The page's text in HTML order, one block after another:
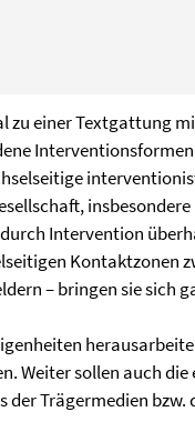
zu einer Textgattung
Interventionsformen
Intervention
Kontaktzonen
– bringen sie sich
Weiter sollen auch
Trägermedien